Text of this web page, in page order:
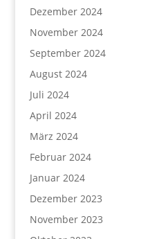
Dezember 2024
November 2024
September 2024
August 2024
Juli 2024
April 2024
März 2024
Februar 2024
Januar 2024
Dezember 2023
November 2023